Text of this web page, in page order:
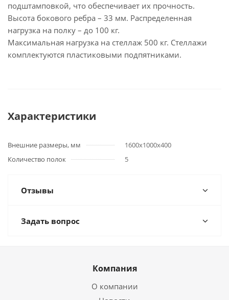
подштамповкой, что обеспечивает их прочность.
Высота бокового ребра – 33 мм. Распределенная
нагрузка на полку – до 100 кг.
Максимальная нагрузка на стеллаж 500 кг. Стеллажи
комплектуются пластиковыми подпятниками.
Характеристики
Внешние размеры, мм
1600х1000х400
Количество полок
5
Отзывы
Задать вопрос
Компания
О компании